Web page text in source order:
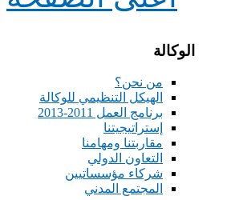
الوكالة
من نحن؟
الهيكل التنظيمي للوكالة
برنامج العمل 2011-2013
إستراتيجيتنا
مقاربتنا ومهامنا
التعاون الدولي
شركاء مؤسساتيين
المجتمع المدني